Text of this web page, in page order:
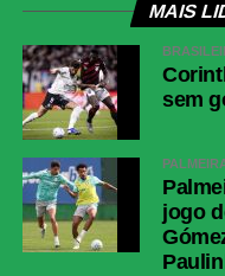
MAIS
sem
jogo